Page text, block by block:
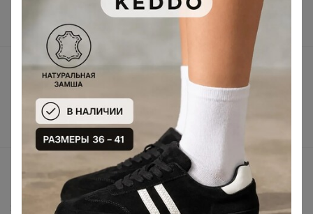
В наличии
Подарочные сертификаты
Реклама на сайте
Поставщикам
Вакансии
Написать в поддержку
Защита покупателя